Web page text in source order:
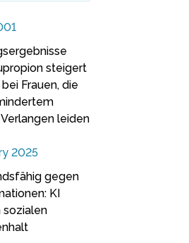
steigert
Frauen, die
leiden
2025
gegen
KI
sozialen